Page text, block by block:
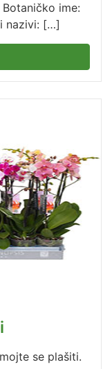
ime:
nazivi: […]
se plašiti.